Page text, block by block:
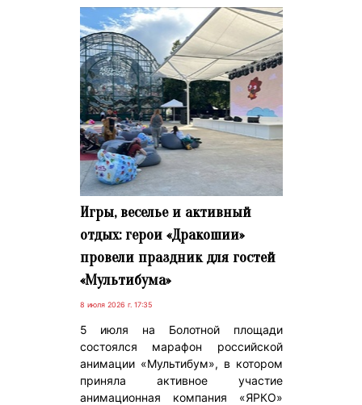
Игры, веселье и активный
отдых: герои «Дракошии»
провели праздник для гостей
«Мультибума»
8 июля 2026 г. 17:35
5 июля на Болотной площади
состоялся марафон российской
анимации «Мультибум», в котором
приняла активное участие
анимационная компания «ЯРКО»